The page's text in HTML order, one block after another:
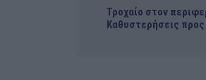
Τροχαίο στον
Καθυστερήσεις